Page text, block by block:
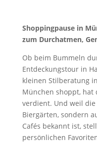
Shoppingpause in
zum Durchatmen,
Ob beim Bummeln
Entdeckungstour in
kleinen Stilberatung
München shoppt, hat
verdient. Und weil
Biergärten, sondern
Cafés bekannt ist,
persönlichen